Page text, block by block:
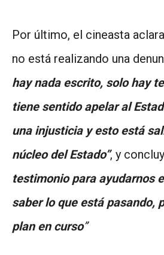
Por último, el cineasta
no está realizando una
hay nada escrito, solo hay
tiene sentido apelar al
una injusticia y esto está
núcleo del Estado”, y
testimonio para ayudarnos
saber lo que está pasando,
plan en curso”